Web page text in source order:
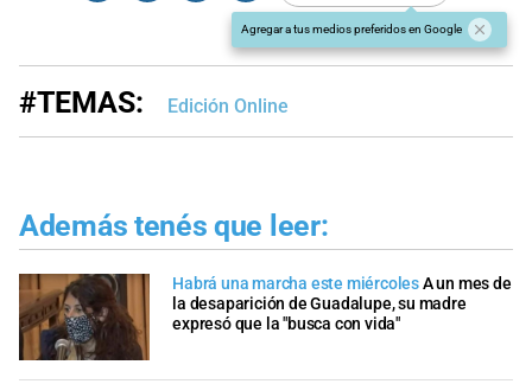
Agregar a tus medios preferidos en Google
#TEMAS: Edición Online
Además tenés que leer:
Habrá una marcha este miércolesA un mes de
la desaparición de Guadalupe, su madre
expresó que la "busca con vida"